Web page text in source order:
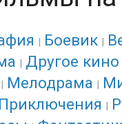
Боевик
Другое кино
Мелодрама
Приключения